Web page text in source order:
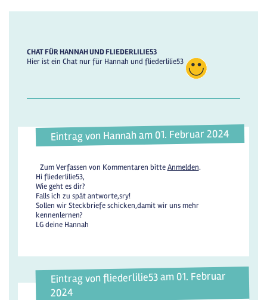
CHAT FÜR HANNAH UND FLIEDERLILIE53
Hier ist ein Chat nur für Hannah und fliederlilie53
Eintrag von Hannah am 01. Februar 2024
Zum Verfassen von Kommentaren bitteAnmelden.
Hi fliederlilie53,
Wie geht es dir?
Falls ich zu spät antworte,sry!
Sollen wir Steckbriefe schicken,damit wir uns mehr
kennenlernen?
LG deine Hannah
Eintrag von fliederlilie53 am 01. Februar
2024